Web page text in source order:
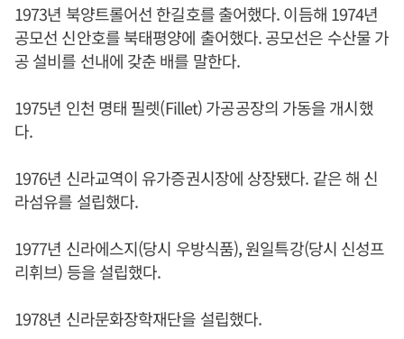
1973년 북양트롤어선 한길호를 출어했다. 이듬해 1974년
공모선 신안호를 북태평양에 출어했다. 공모선은 수산물 가
공 설비를 선내에 갖춘 배를 말한다.
1975년 인천 명태 필렛(Fillet) 가공공장의 가동을 개시했
다.
1976년 신라교역이 유가증권시장에 상장됐다. 같은 해 신
라섬유를 설립했다.
1977년 신라에스지(당시 우방식품), 원일특강(당시 신성프
리휘브) 등을 설립했다.
1978년 신라문화장학재단을 설립했다.